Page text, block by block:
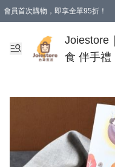
會員首次購物，即享全單95折！
購物滿 HKD 350.00即享免運費優
Joiestore
食 伴手禮